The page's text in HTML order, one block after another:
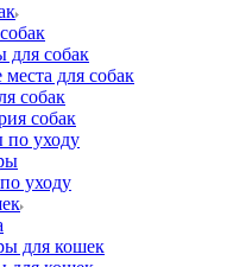
собак
для собак
собак
собак
по уходу
уходу
для кошек